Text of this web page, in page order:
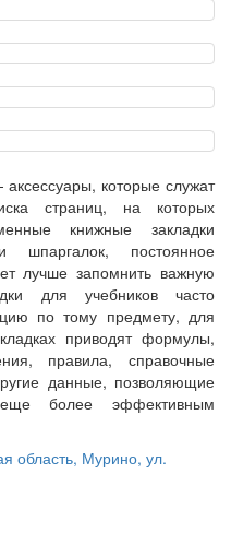
которые служат
страниц, на которых
книжные закладки
постоянное
лучше запомнить важную
для учебников часто
по тому предмету, для
приводят формулы,
правила, справочные
данные, позволяющие
более эффективным
область, Мурино, ул.